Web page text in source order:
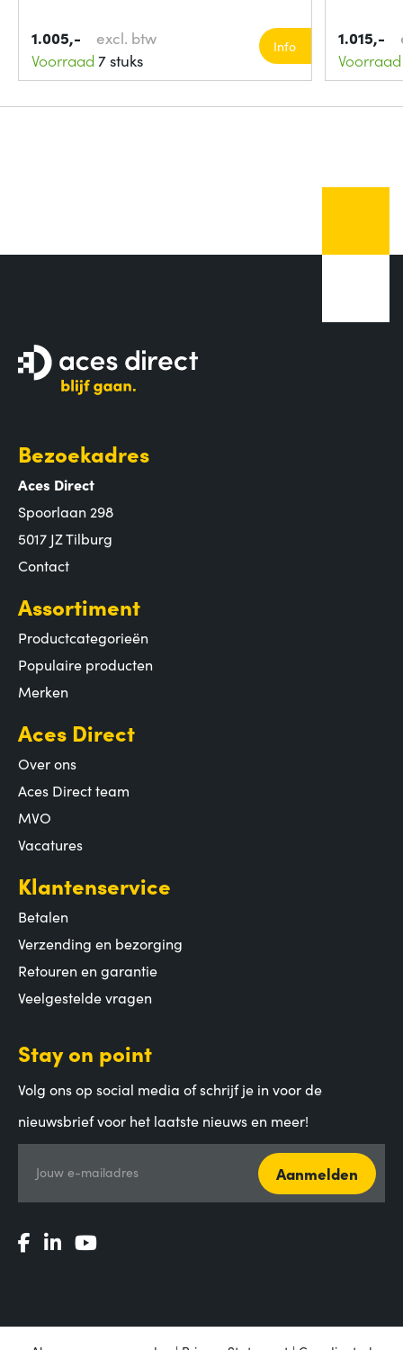
1.005,-
excl. btw
Voorraad 7 stuks
Info 1.015,-
Voorraad
Bezoekadres
Aces Direct
Spoorlaan 298
5017 JZ Tilburg
Contact
Assortiment
Productcategorieën
Populaire producten
Merken
Aces Direct
Over ons
Aces Direct team
MVO
Vacatures
Klantenservice
Betalen
Verzending en bezorging
Retouren en garantie
Veelgestelde vragen
Stay on point
Volg ons op social media of schrijf je in voor de
nieuwsbrief voor het laatste nieuws en meer!
Jouw e-mailadres Aanmelden